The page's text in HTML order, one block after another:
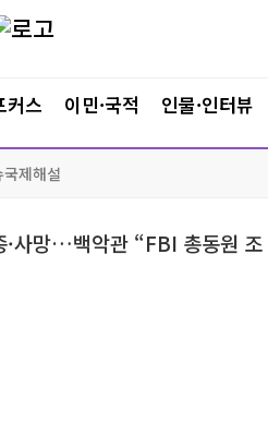
커스 이민·국적 인물·인터뷰
국제해설
·사망…백악관 “FBI 총동원 조